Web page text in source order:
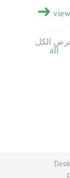
view
all
الكل